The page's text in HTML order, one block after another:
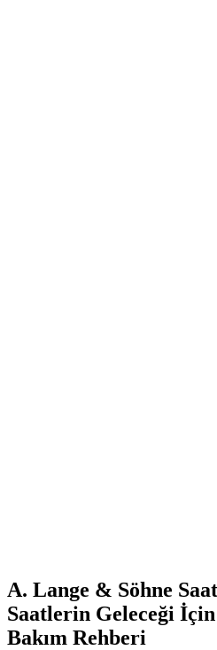
A. Lange & Söhne
Saatlerin Geleceği
Bakım Rehberi